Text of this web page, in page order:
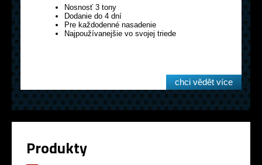
Nosnosť 3 tony
Dodanie do 4 dní
Pre každodenné nasadenie
Najpoužívanejšie vo svojej triede
chci vědět více
Produkty